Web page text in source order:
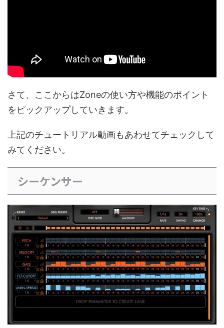
さて、ここからはZoneの使い方や機能のポイント
をピックアップしていきます。
上記のチュートリアル動画もあわせてチェックして
みてください。
シーケンサー